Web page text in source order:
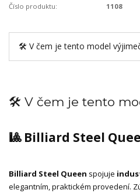
Číslo produktu: 1108
🛠️ V čem je tento model
🛠️ V čem je tento
🎱 Billiard Steel
Billiard Steel Queen spojuje
elegantním, praktickém provedení.